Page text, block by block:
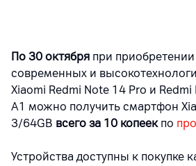
По 30 октября при
современных и
Xiaomi Redmi Note 14 Pro и
А1 можно получить смартфон
3/64GB всего за 10 копеекпо
Устройства доступны к покупке